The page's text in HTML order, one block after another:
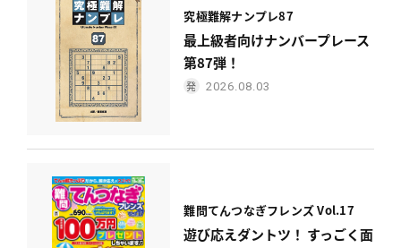
究極難解ナンプレ87
最上級者向けナンバープレース
第87弾！
2026.08.03
難問てんつなぎフレンズ Vol.17
遊び応えダントツ！ すっごく面